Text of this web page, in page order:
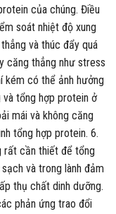
của chúng. Điều
soát nhiệt độ xung
và thúc đẩy quá
căng thẳng như stress
kém có thể ảnh hưởng
tổng hợp protein ở
mái và không căng
tổng hợp protein. 6.
rất cần thiết để tổng
và trong lành đảm
thụ chất dinh dưỡng.
phản ứng trao đổi